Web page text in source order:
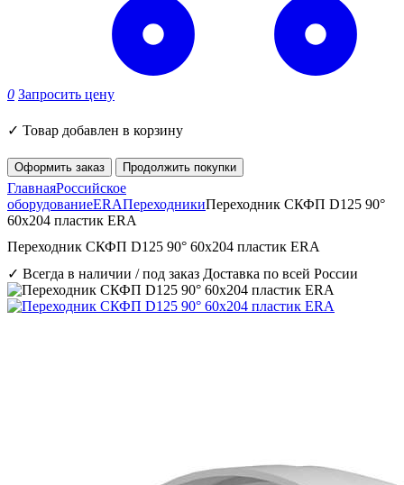
0 Запросить цену
✓ Товар добавлен в корзину
Оформить заказ Продолжить покупки
ГлавнаяРоссийское
оборудованиеERAПереходникиПереходник СКФП D125 90°
60х204 пластик ERA
Переходник СКФП D125 90° 60х204 пластик ERA
✓ Всегда в наличии / под заказ Доставка по всей России